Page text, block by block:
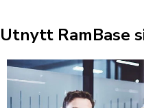
Utnytt RamBase